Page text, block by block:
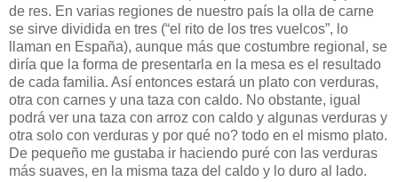
de res. En varias regiones de nuestro país la olla de carne
se sirve dividida en tres (“el rito de los tres vuelcos”, lo
llaman en España), aunque más que costumbre regional, se
diría que la forma de presentarla en la mesa es el resultado
de cada familia. Así entonces estará un plato con verduras,
otra con carnes y una taza con caldo. No obstante, igual
podrá ver una taza con arroz con caldo y algunas verduras y
otra solo con verduras y por qué no? todo en el mismo plato.
De pequeño me gustaba ir haciendo puré con las verduras
más suaves, en la misma taza del caldo y lo duro al lado.